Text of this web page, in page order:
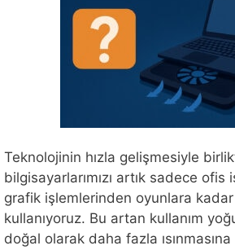
Teknolojinin hızla gelişmesiyle
bilgisayarlarımızı artık sadece ofis
grafik işlemlerinden oyunlara
kullanıyoruz. Bu artan kullanım
doğal olarak daha fazla